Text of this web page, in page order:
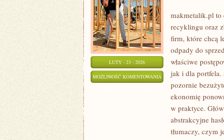
LUTY - 23 - 2026
MOŻLIWOŚĆ KOMENTOWANIA SUROWCE
WTÓRNE
makmetalik.pl to
recyklingu oraz
firm, które chcą
odpady do
właściwe
jak i dla portfela.
pozornie
ekonomię
w praktyce.
abstrakcyjne
tłumaczy, czym